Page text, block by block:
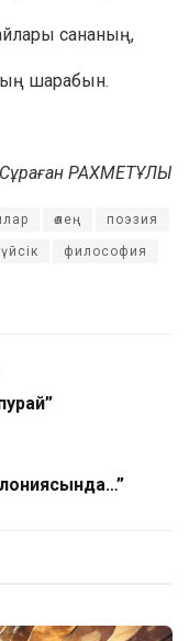
сананың,
шарабын.
РАХМЕТҰЛЫ
өлең поэзия
философия